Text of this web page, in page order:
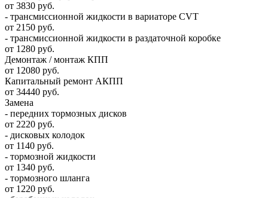
от 3830 руб.
- трансмиссионной жидкости в вариаторе CVT
от 2150 руб.
- трансмиссионной жидкости в раздаточной коробке
от 1280 руб.
Демонтаж / монтаж КПП
от 12080 руб.
Капитальный ремонт АКПП
от 34440 руб.
Замена
- передних тормозных дисков
от 2220 руб.
- дисковых колодок
от 1140 руб.
- тормозной жидкости
от 1340 руб.
- тормозного шланга
от 1220 руб.